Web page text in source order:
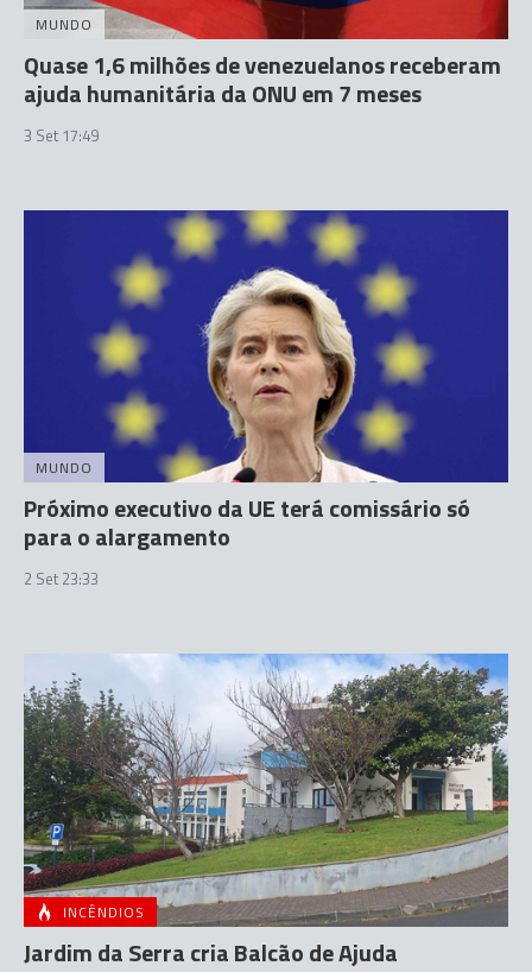
MUNDO
Quase 1,6 milhões de venezuelanos receberam
ajuda humanitária da ONU em 7 meses
3 Set 17:49
MUNDO
Próximo executivo da UE terá comissário só
para o alargamento
2 Set 23:33
INCÊNDIOS
Jardim da Serra cria Balcão de Ajuda